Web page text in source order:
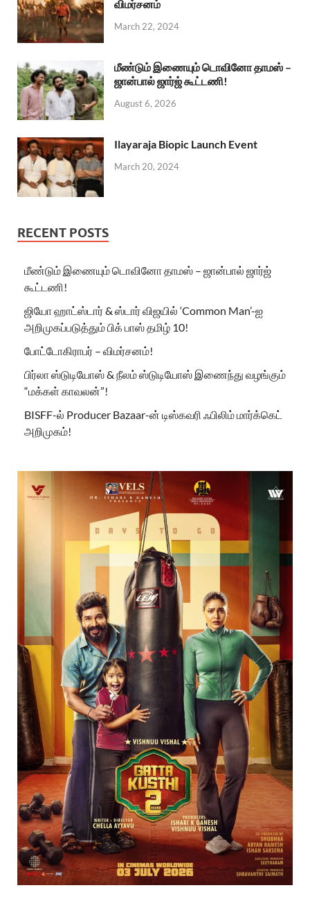
விமர்சனம்
March 22, 2024
மீண்டும் இணையும் டொவினோ தாமஸ் –
ஜான்பால் ஜார்ஜ் கூட்டணி!
August 6, 2026
Ilayaraja Biopic Launch Event
March 20, 2024
RECENT POSTS
மீண்டும் இணையும் டொவினோ தாமஸ் – ஜான்பால் ஜார்ஜ்
கூட்டணி!
ஜியோ ஹாட்ஸ்டார் & ஸ்டார் விஜயில் ‘Common Man’-ஐ
அறிமுகப்படுத்தும் பிக் பாஸ் தமிழ் 10!
போட்டோகிராபர் – விமர்சனம்!
பிர்லா ஸ்டுடியோஸ் & நீலம் ஸ்டுடியோஸ் இணைந்து வழங்கும்
“மக்கள் காவலன்”!
BISFF-ல் Producer Bazaar-ன் டிஸ்கவரி ஃபிலிம் மார்க்கெட்
அறிமுகம்!